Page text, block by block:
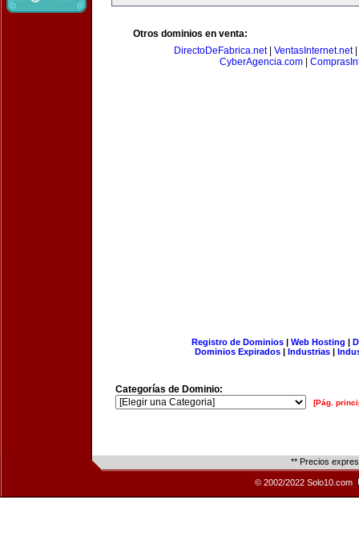
Otros dominios en venta:
DirectoDeFabrica.net| VentasInternet.net|
CyberAgencia.com
Registro de Dominios| Web Hosting |
Dominios Expirados | Industrias |
Categorías de Dominio:
[Pág.
** Precios
© 2002/2022 Solo10.com